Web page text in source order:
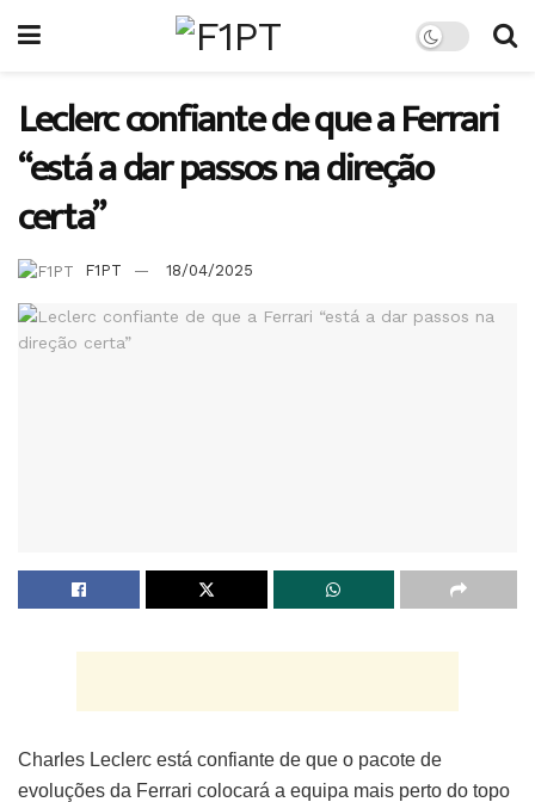
Leclerc confiante de que a Ferrari
“está a dar passos na direção
certa”
F1PT 18/04/2025
Charles Leclerc está confiante de que o pacote de
evoluções da Ferrari colocará a equipa mais perto do topo